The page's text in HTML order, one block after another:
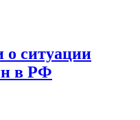
о ситуации
в РФ